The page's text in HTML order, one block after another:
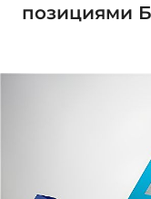
позициями